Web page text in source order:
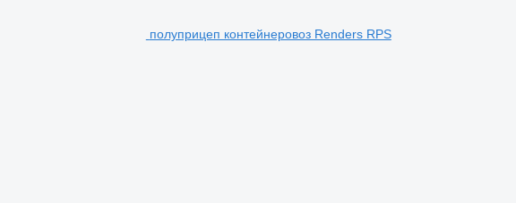
полуприцеп контейнеровоз Renders RPS